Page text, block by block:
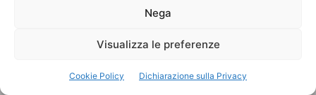
Nega
Visualizza le preferenze
Cookie Policy Dichiarazione sulla Privacy